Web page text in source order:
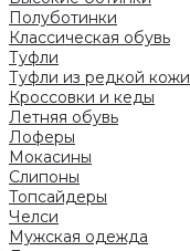
Полуботинки
Классическая обувь
Туфли
Туфли из редкой кожи
Кроссовки и кеды
Летняя обувь
Лоферы
Мокасины
Слипоны
Топсайдеры
Челси
Мужская одежда